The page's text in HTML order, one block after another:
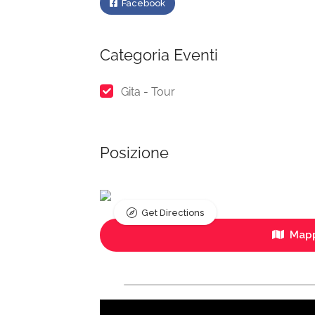
Facebook
Categoria Eventi
Gita - Tour
Posizione
Get Directions